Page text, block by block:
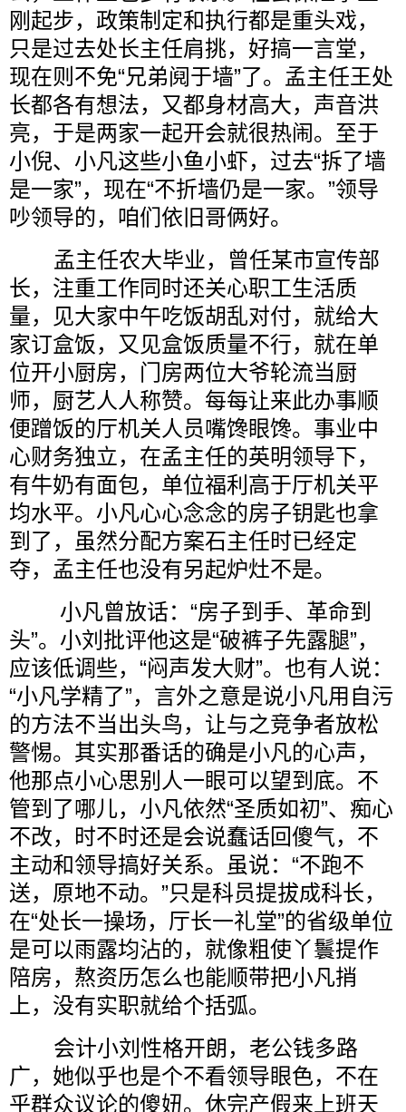
刚起步，政策制定和执行都是重头戏，
只是过去处长主任肩挑，好搞一言堂，
现在则不免“兄弟阋于墙”了。孟主任王处
长都各有想法，又都身材高大，声音洪
亮，于是两家一起开会就很热闹。至于
小倪、小凡这些小鱼小虾，过去“拆了墙
是一家”，现在“不折墙仍是一家。”领导
吵领导的，咱们依旧哥俩好。
孟主任农大毕业，曾任某市宣传部
长，注重工作同时还关心职工生活质
量，见大家中午吃饭胡乱对付，就给大
家订盒饭，又见盒饭质量不行，就在单
位开小厨房，门房两位大爷轮流当厨
师，厨艺人人称赞。每每让来此办事顺
便蹭饭的厅机关人员嘴馋眼馋。事业中
心财务独立，在孟主任的英明领导下，
有牛奶有面包，单位福利高于厅机关平
均水平。小凡心心念念的房子钥匙也拿
到了，虽然分配方案石主任时已经定
夺，孟主任也没有另起炉灶不是。
小凡曾放话：“房子到手、革命到
头”。小刘批评他这是“破裤子先露腿”，
应该低调些，“闷声发大财”。也有人说：
“小凡学精了”，言外之意是说小凡用自污
的方法不当出头鸟，让与之竞争者放松
警惕。其实那番话的确是小凡的心声，
他那点小心思别人一眼可以望到底。不
管到了哪儿，小凡依然“圣质如初”、痴心
不改，时不时还是会说蠢话回傻气，不
主动和领导搞好关系。虽说：“不跑不
送，原地不动。”只是科员提拔成科长，
在“处长一操场，厅长一礼堂”的省级单位
是可以雨露均沾的，就像粗使丫鬟提作
陪房，熬资历怎么也能顺带把小凡捎
上，没有实职就给个括弧。
会计小刘性格开朗，老公钱多路
广，她似乎也是个不看领导眼色，不在
乎群众议论的傻妞。休完产假来上班天